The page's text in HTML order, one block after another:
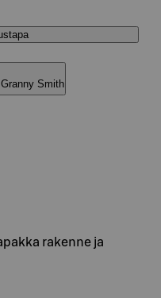
Smith
rakenne ja